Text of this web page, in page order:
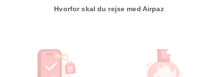
Hvorfor skal du rejse med Airpaz